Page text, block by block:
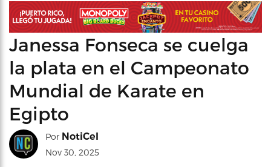
Janessa Fonseca se cuelga
la plata en el Campeonato
Mundial de Karate en
Egipto
Por NotiCel
Nov 30, 2025